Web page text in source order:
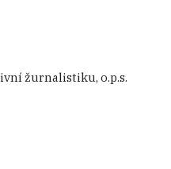
žurnalistiku, o.p.s.